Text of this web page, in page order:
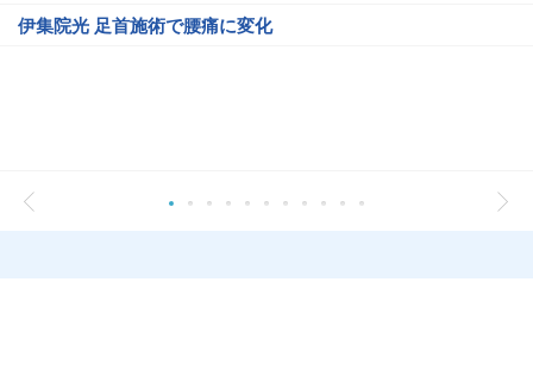
伊集院光 足首施術で腰痛に変化